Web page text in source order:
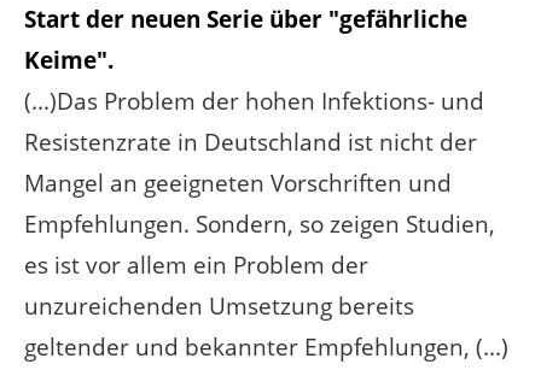
Start der neuen Serie über "gefährliche
Keime".
(...)Das Problem der hohen Infektions- und
Resistenzrate in Deutschland ist nicht der
Mangel an geeigneten Vorschriften und
Empfehlungen. Sondern, so zeigen Studien,
es ist vor allem ein Problem der
unzureichenden Umsetzung bereits
geltender und bekannter Empfehlungen, (...)